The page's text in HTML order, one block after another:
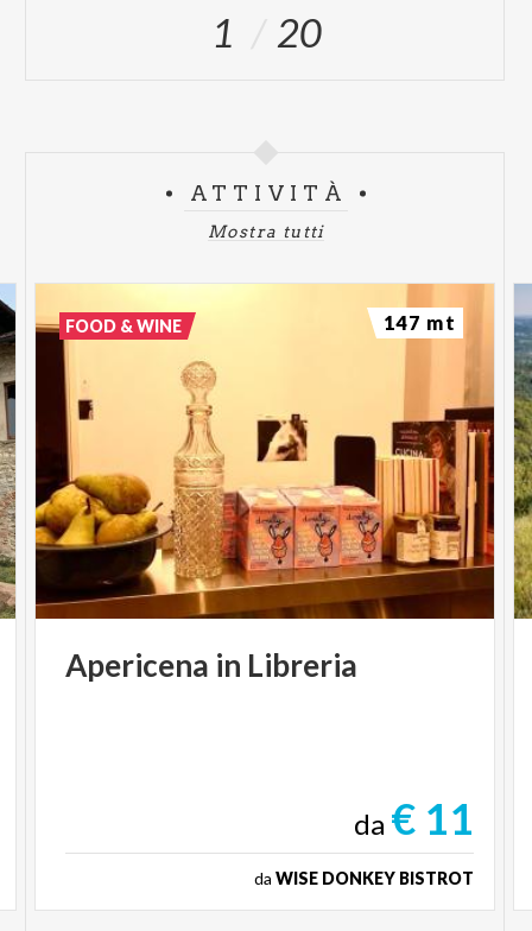
1 20
ATTIVITÀ
Mostra tutti
Apericena in Libreria
da € 11
da WISE DONKEY BISTROT
FOOD & WINE 147 mt